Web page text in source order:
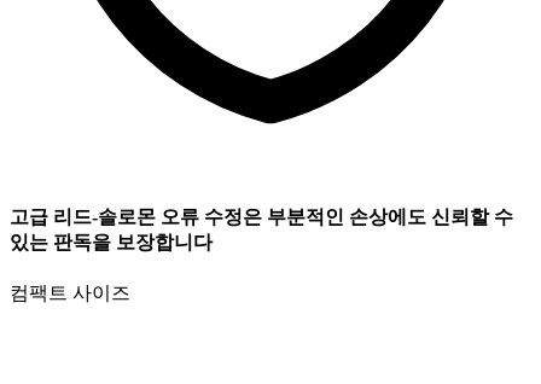
고급 리드-솔로몬 오류 수정은 부분적인 손상에도 신뢰할 수
있는 판독을 보장합니다
컴팩트 사이즈